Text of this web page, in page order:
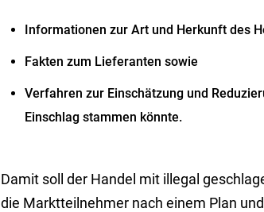
Informationen zur Art und Herkunft des
Fakten zum Lieferanten sowie
Verfahren zur Einschätzung und
Einschlag stammen könnte.
Damit soll der Handel mit illegal
die Marktteilnehmer nach einem Plan